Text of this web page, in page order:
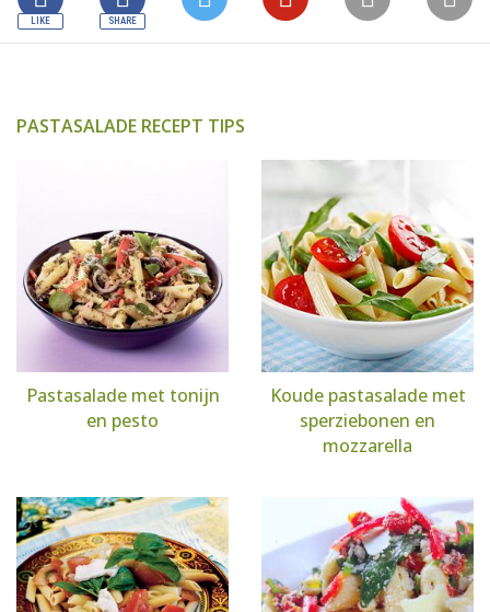
PASTASALADE RECEPT TIPS
Pastasalade met tonijn
en pesto
Koude pastasalade met
sperziebonen en
mozzarella